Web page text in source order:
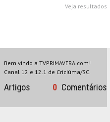
Veja resultados
Bem vindo a TVPRIMAVERA.com!
Canal 12 e 12.1 de Criciúma/SC.
Artigos 0 Comentários